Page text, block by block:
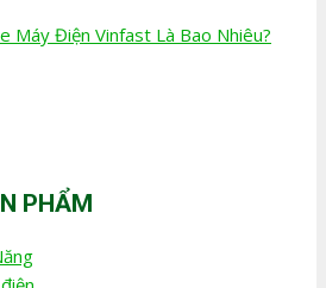
Máy Điện Vinfast Là Bao Nhiêu?
PHẨM